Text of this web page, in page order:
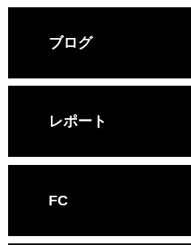
ブログ
レポート
FC